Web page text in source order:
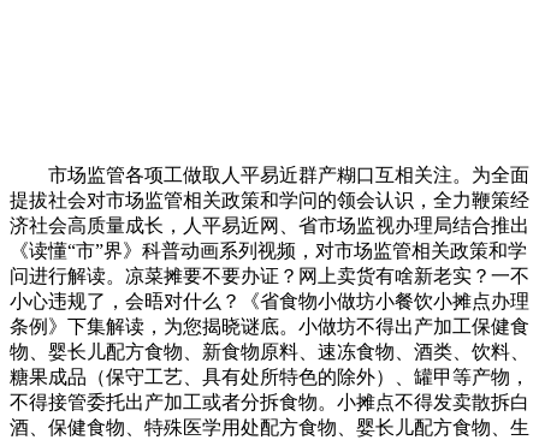
市场监管各项工做取人平易近群产糊口互相关注。为全面
提拔社会对市场监管相关政策和学问的领会认识，全力鞭策经
济社会高质量成长，人平易近网、省市场监视办理局结合推出
《读懂“市”界》科普动画系列视频，对市场监管相关政策和学
问进行解读。凉菜摊要不要办证？网上卖货有啥新老实？一不
小心违规了，会晤对什么？《省食物小做坊小餐饮小摊点办理
条例》下集解读，为您揭晓谜底。小做坊不得出产加工保健食
物、婴长儿配方食物、新食物原料、速冻食物、酒类、饮料、
糖果成品（保守工艺、具有处所特色的除外）、罐甲等产物，
不得接管委托出产加工或者分拆食物。小摊点不得发卖散拆白
酒、保健食物、特殊医学用处配方食物、婴长儿配方食物、生